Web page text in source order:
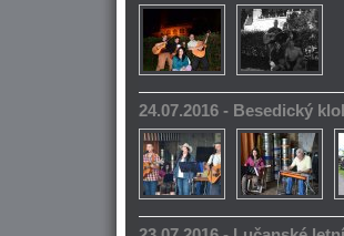
24.07.2016 - Besedický